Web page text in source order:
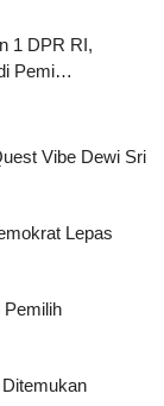
1 DPR RI,
Pemi…
Vibe Dewi Sri
Lepas
Pemilih